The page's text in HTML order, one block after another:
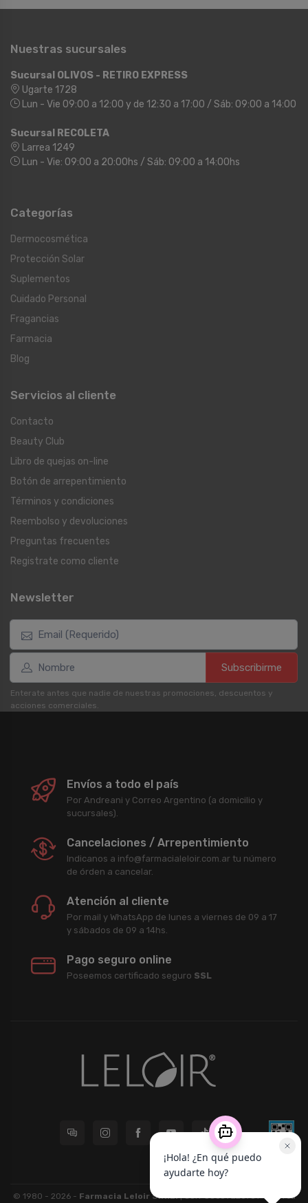
Nuestras sucursales
Sucursal OLIVOS - RETIRO EXPRESS
Ugarte 1728
Lun - Vie 09:00 a 12:00 y de 12:30 a 17:00 / Sáb: 09:00 a 14:00
Sucursal RECOLETA
Larrea 1249
Lun - Vie: 09:00 a 20:00hs / Sáb: 09:00 a 14:00hs
Categorías
Dermocosmética
Protección Solar
Suplementos
Cuidado Personal
Fragancias
Farmacia
Blog
Servicios al cliente
Contacto
Beauty Club
Libro de quejas on-line
Botón de arrepentimiento
Términos y condiciones
Reembolso y devoluciones
Preguntas frecuentes
Registrate como cliente
Newsletter
Subscribirme
Enterate antes que nadie de nuestras promociones, descuentos y
acciones comerciales.
Envíos a todo el país
Por Andreani y Correo Argentino (a domicilio y
sucursales).
Cancelaciones / Arrepentimiento
Indicanos a info@farmacialeloir.com.ar tu número
de órden a cancelar.
Atención al cliente
Por mail y WhatsApp de lunes a viernes de 09 a 17
y sábados de 09 a 14hs.
Pago seguro online
Poseemos certificado seguro SSL
© 1980 - 2026 - Farmacia Leloir S.R.L.| CUIT 33609220789 - Larrea